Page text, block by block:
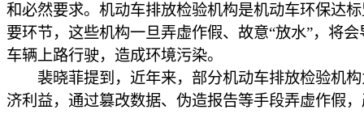
和必然要求。机动车排放检验机构是机动车环保达
要环节，这些机构一旦弄虚作假、故意“放水”，将会
车辆上路行驶，造成环境污染。
裴晓菲提到，近年来，部分机动车排放检验机构
济利益，通过篡改数据、伪造报告等手段弄虚作假